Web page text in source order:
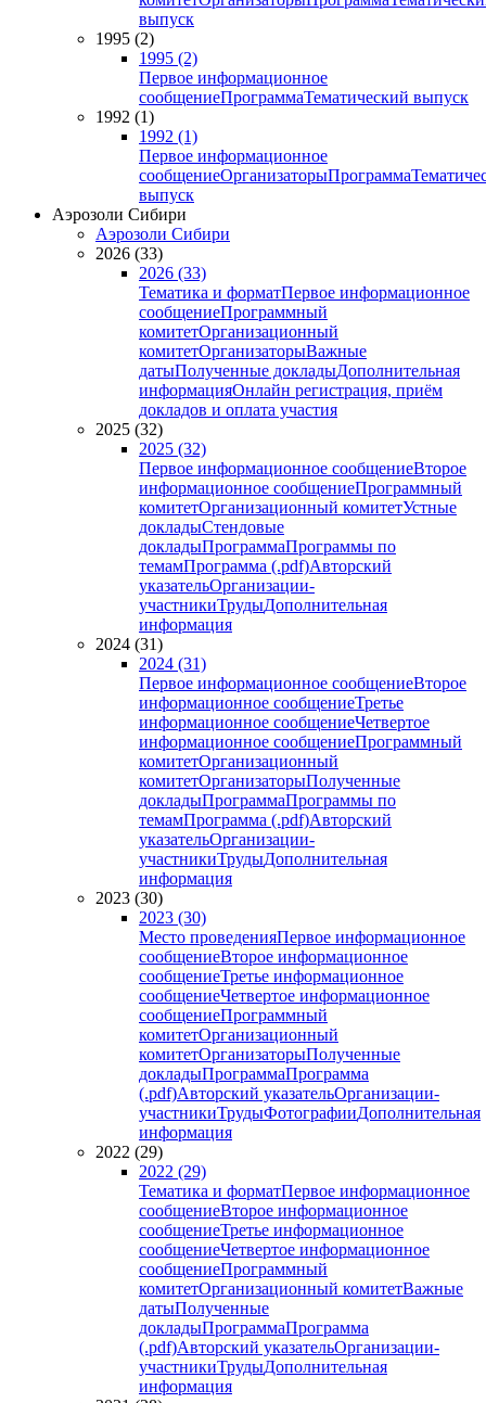
выпуск
1995 (2)
1995 (2)
Первое информационное
сообщениеПрограммаТематический выпуск
1992 (1)
1992 (1)
Первое информационное
сообщениеОрганизаторыПрограмма
выпуск
Аэрозоли Сибири
Аэрозоли Сибири
2026 (33)
2026 (33)
Тематика и форматПервое информационное
сообщениеПрограммный
комитетОрганизационный
комитетОрганизаторыВажные
датыПолученные докладыДополнительная
информацияОнлайн регистрация, приём
докладов и оплата участия
2025 (32)
2025 (32)
Первое информационное сообщениеВторое
информационное сообщениеПрограммный
комитетОрганизационный комитетУстные
докладыСтендовые
докладыПрограммаПрограммы по
темамПрограмма (.pdf)Авторский
указательОрганизации-
участникиТрудыДополнительная
информация
2024 (31)
2024 (31)
Первое информационное сообщениеВторое
информационное сообщениеТретье
информационное сообщениеЧетвертое
информационное сообщениеПрограммный
комитетОрганизационный
комитетОрганизаторыПолученные
докладыПрограммаПрограммы по
темамПрограмма (.pdf)Авторский
указательОрганизации-
участникиТрудыДополнительная
информация
2023 (30)
2023 (30)
Место проведенияПервое информационное
сообщениеВторое информационное
сообщениеТретье информационное
сообщениеЧетвертое информационное
сообщениеПрограммный
комитетОрганизационный
комитетОрганизаторыПолученные
докладыПрограммаПрограмма
(.pdf)Авторский указательОрганизации-
участникиТрудыФотографииДополнительная
информация
2022 (29)
2022 (29)
Тематика и форматПервое информационное
сообщениеВторое информационное
сообщениеТретье информационное
сообщениеЧетвертое информационное
сообщениеПрограммный
комитетОрганизационный комитетВажные
датыПолученные
докладыПрограммаПрограмма
(.pdf)Авторский указательОрганизации-
участникиТрудыДополнительная
информация